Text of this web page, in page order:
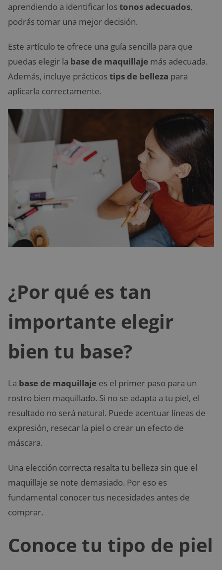
aprendiendo a identificar lostonos adecuados,
podrás tomar una mejor decisión.
Este artículo te ofrece una guía sencilla para que
puedas elegir la base de maquillaje más adecuada.
Además, incluye prácticostips de belleza para
aplicarla correctamente.
¿Por qué es tan
importante elegir
bien tu base?
La base de maquillaje es el primer paso para un
rostro bien maquillado. Si no se adapta a tu piel, el
resultado no será natural. Puede acentuar líneas de
expresión, resecar la piel o crear un efecto de
máscara.
Una elección correcta resalta tu belleza sin que el
maquillaje se note demasiado. Por eso es
fundamental conocer tus necesidades antes de
comprar.
Conoce tu tipo de piel